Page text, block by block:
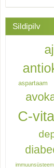
Sildipilv
aspartaam
C-
immuunsüsteem